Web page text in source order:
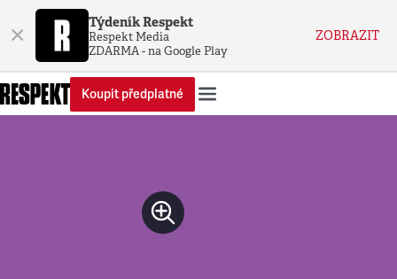
× Týdeník Respekt
Respekt Media
ZDARMA - na Google Play
ZOBRAZIT
Koupit předplatné